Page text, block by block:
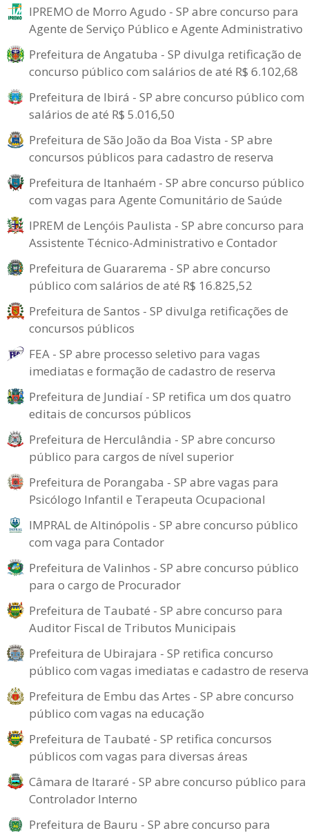
IPREMO de Morro Agudo - SP abre concurso para
Agente de Serviço Público e Agente Administrativo
Prefeitura de Angatuba - SP divulga retificação de
concurso público com salários de até R$ 6.102,68
Prefeitura de Ibirá - SP abre concurso público com
salários de até R$ 5.016,50
Prefeitura de São João da Boa Vista - SP abre
concursos públicos para cadastro de reserva
Prefeitura de Itanhaém - SP abre concurso público
com vagas para Agente Comunitário de Saúde
IPREM de Lençóis Paulista - SP abre concurso para
Assistente Técnico-Administrativo e Contador
Prefeitura de Guararema - SP abre concurso
público com salários de até R$ 16.825,52
Prefeitura de Santos - SP divulga retificações de
concursos públicos
FEA - SP abre processo seletivo para vagas
imediatas e formação de cadastro de reserva
Prefeitura de Jundiaí - SP retifica um dos quatro
editais de concursos públicos
Prefeitura de Herculândia - SP abre concurso
público para cargos de nível superior
Prefeitura de Porangaba - SP abre vagas para
Psicólogo Infantil e Terapeuta Ocupacional
IMPRAL de Altinópolis - SP abre concurso público
com vaga para Contador
Prefeitura de Valinhos - SP abre concurso público
para o cargo de Procurador
Prefeitura de Taubaté - SP abre concurso para
Auditor Fiscal de Tributos Municipais
Prefeitura de Ubirajara - SP retifica concurso
público com vagas imediatas e cadastro de reserva
Prefeitura de Embu das Artes - SP abre concurso
público com vagas na educação
Prefeitura de Taubaté - SP retifica concursos
públicos com vagas para diversas áreas
Câmara de Itararé - SP abre concurso público para
Controlador Interno
Prefeitura de Bauru - SP abre concurso para